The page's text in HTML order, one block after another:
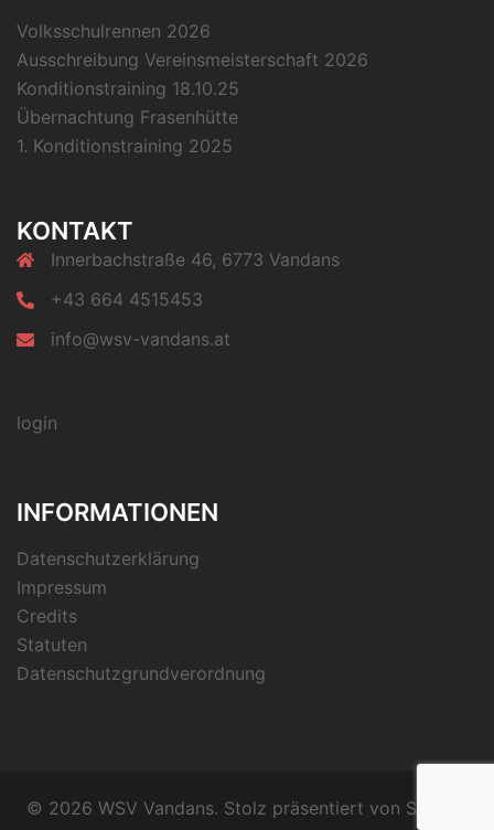
Volksschulrennen 2026
Ausschreibung Vereinsmeisterschaft 2026
Konditionstraining 18.10.25
Übernachtung Frasenhütte
1. Konditionstraining 2025
KONTAKT
Innerbachstraße 46, 6773 Vandans
+43 664 4515453
info@wsv-vandans.at
login
INFORMATIONEN
Datenschutzerklärung
Impressum
Credits
Statuten
Datenschutzgrundverordnung
© 2026 WSV Vandans. Stolz präsentiert von Sydney